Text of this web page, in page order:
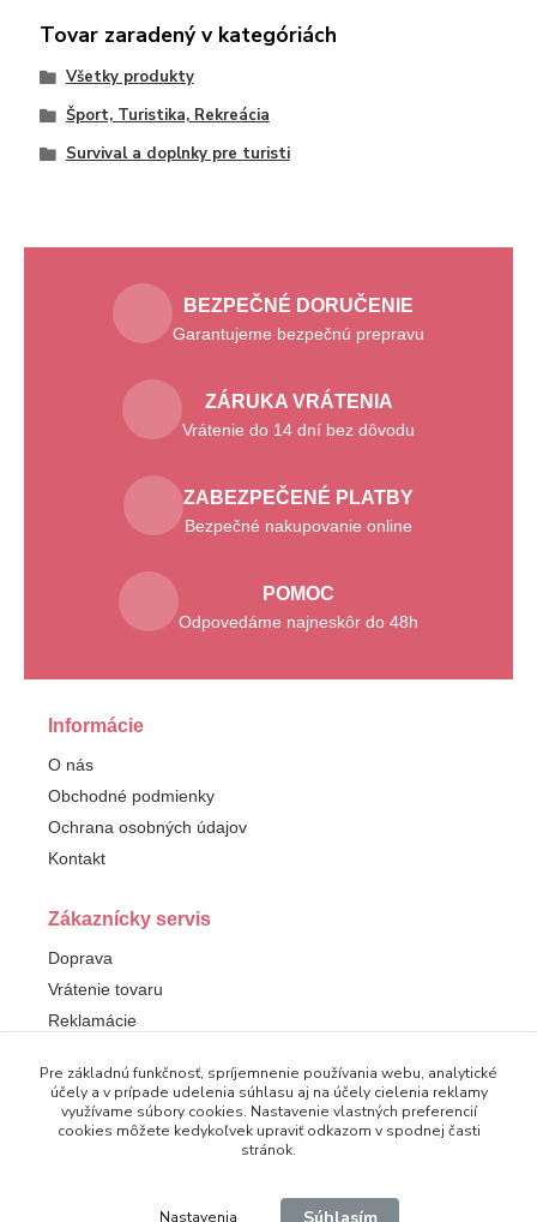
Tovar zaradený v kategóriách
Všetky produkty
Šport, Turistika, Rekreácia
Survival a doplnky pre turisti
BEZPEČNÉ DORUČENIE
Garantujeme bezpečnú prepravu
ZÁRUKA VRÁTENIA
Vrátenie do 14 dní bez dôvodu
ZABEZPEČENÉ PLATBY
Bezpečné nakupovanie online
POMOC
Odpovedáme najneskôr do 48h
Informácie
O nás
Obchodné podmienky
Ochrana osobných údajov
Kontakt
Zákaznícky servis
Doprava
Vrátenie tovaru
Reklamácie
Sledujte nás
Facebook
Pre základnú funkčnosť, spríjemnenie používania webu, analytické
účely a v prípade udelenia súhlasu aj na účely cielenia reklamy
využívame súbory cookies. Nastavenie vlastných preferencií
cookies môžete kedykoľvek upraviť odkazom v spodnej časti
stránok.
Nastavenia